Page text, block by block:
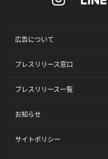
広告について
プレスリリース窓口
プレスリリース一覧
お知らせ
サイトポリシー